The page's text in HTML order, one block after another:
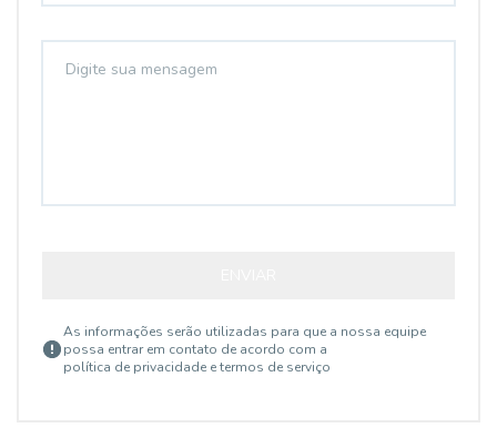
As informações serão utilizadas para que a nossa equipe
possa entrar em contato de acordo com a
política de privacidade e termos de serviço